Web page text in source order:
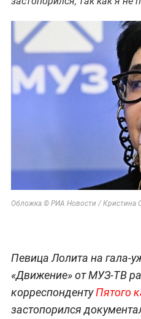
Обложка © РИА Новости / Кристина
Певица Лолита на гала-
«Движение» от МУЗ-ТВ
корреспондентуПятого
застопорился